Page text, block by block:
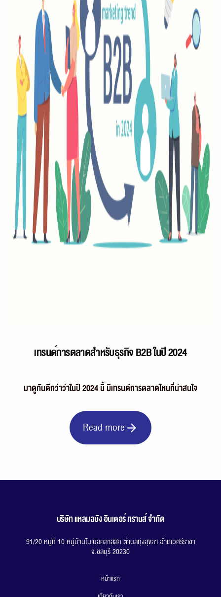
เทรนด์การตลาดสำหรับธุรกิจ B2B ในปี 2024
มาดูกันดีกว่าว่าในปี 2024 นี้ มีเทรนด์การตลาดไหนที่น่าสนใจ
Read more
บริษัท แหลมฉบัง อินเตอร์ ทรานส์ จำกัด
91/20 หมู่ที่ 10 หมู่บ้านโนเบิลคลาสสิค ตำบลทุ่งสุขลา อำเภอศรีราชา
จ.ชลบุรี 20230
หน้าแรก